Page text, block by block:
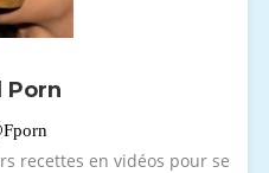
Porn
recettes en vidéos pour se